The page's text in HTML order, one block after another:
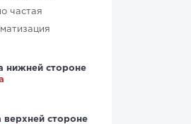
частая
нижней стороне
верхней стороне